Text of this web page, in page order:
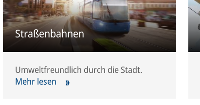
Straßenbahnen
Umweltfreundlich durch die Stadt.
Mehr lesen